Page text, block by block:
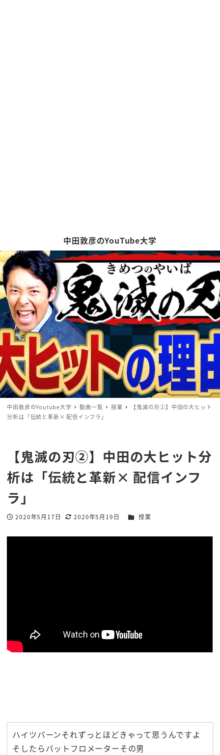
中田敦彦のYouTube大学
中田敦彦のYoutube大学 動画一覧 授業
【鬼滅の刃②】中田の大ヒット
分析は「伝統と革新× 配信インフラ」
【鬼滅の刃②】中田の大ヒット分
析は「伝統と革新× 配信インフ
ラ」
投稿日
2020年5月17日
更新日
2020年5月19日
著
カテゴリー
授業
ハイツバーンそれずっとほどきゃって思うんですよ
そしたらバットフロメーターその男